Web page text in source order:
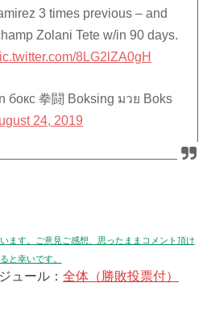
3 times previous – and
Zolani Tete w/in 90 days.
8LG2lZA0gH
бокс 拳闘 Boksing มวย Boks
24, 2019
ます。ご意見ご感想、思ったままコメント頂け
ると幸いです。
ュール： 全体（勝敗投票付）